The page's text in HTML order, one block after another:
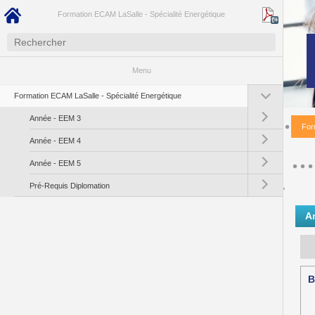
Formation ECAM LaSalle - Spécialité Energétique
Menu
Toggle submenu
Formation ECAM LaSalle - Spécialité Energétique
Toggle submenu
Année - EEM 3
Toggle submenu
Année - EEM 4
Toggle submenu
Année - EEM 5
Toggle submenu
Pré-Requis Diplomation
'